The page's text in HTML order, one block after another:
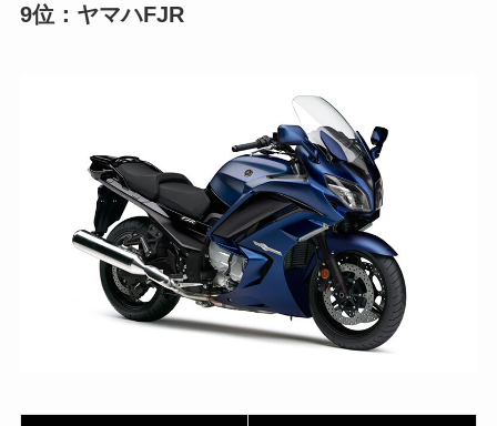
9位：ヤマハFJR